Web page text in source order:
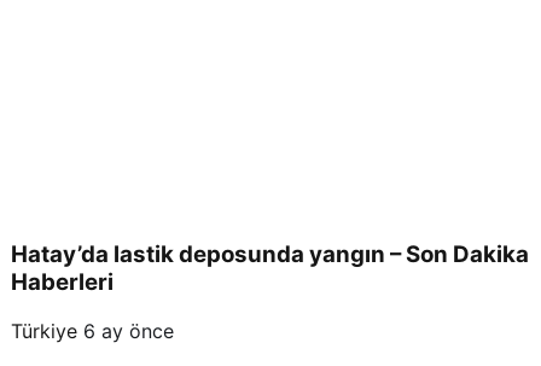
Hatay’da lastik deposunda yangın – Son Dakika
Haberleri
Türkiye 6 ay önce